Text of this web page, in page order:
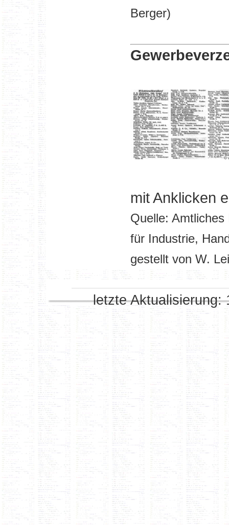
Berger)
mit Anklicken
Quelle:
für Industrie,
gestellt von W.
letzte Aktualisierung: